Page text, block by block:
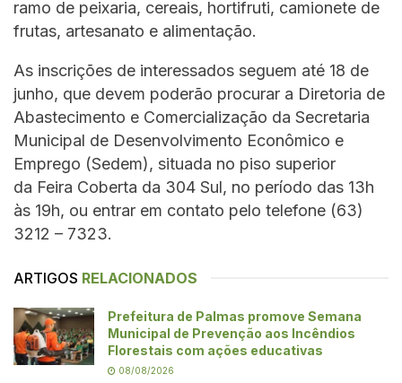
ramo de peixaria, cereais, hortifruti, camionete de
frutas, artesanato e alimentação.
As inscrições de interessados seguem até 18 de
junho, que devem poderão procurar a Diretoria de
Abastecimento e Comercialização da Secretaria
Municipal de Desenvolvimento Econômico e
Emprego (Sedem), situada no piso superior
da Feira Coberta da 304 Sul, no período das 13h
às 19h, ou entrar em contato pelo telefone (63)
3212 – 7323.
ARTIGOS RELACIONADOS
Prefeitura de Palmas promove Semana
Municipal de Prevenção aos Incêndios
Florestais com ações educativas
08/08/2026